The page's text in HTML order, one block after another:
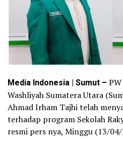
Media Indonesia | Sumut –
Washliyah Sumatera Utara
Ahmad Irham Tajhi telah
terhadap program Sekolah
resmi pers nya, Minggu (13/